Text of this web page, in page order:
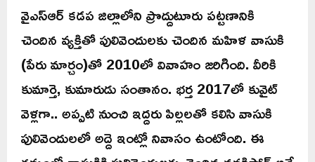
వైఎస్‌ఆర్‌ కడప జిల్లాలోని ప్రొద్దుటూరు పట్టణానికి
చెందిన వ్యక్తితో పులివెందులకు చెందిన మహిళ వాసుకి
(పేరు మార్చం)తో 2010లో వివాహం జరిగింది. వీరికి
కుమార్తె, కుమారుడు సంతానం. భర్త 2017లో కువైట్‌
వెళ్లగా.. అప్పటి నుంచి ఇద్దరు పిల్లలతో కలిసి వాసుకి
పులివెందులలో అద్దె ఇంట్లో నివాసం ఉంటోంది. ఈ